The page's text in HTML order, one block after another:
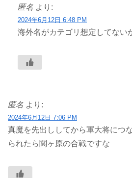
匿名 より:
2024年6月12日 6:48 PM
海外名がカテゴリ想定してない
匿名 より:
2024年6月12日 7:06 PM
真魔を先出ししてから軍大将につ
られたら関ヶ原の合戦ですな